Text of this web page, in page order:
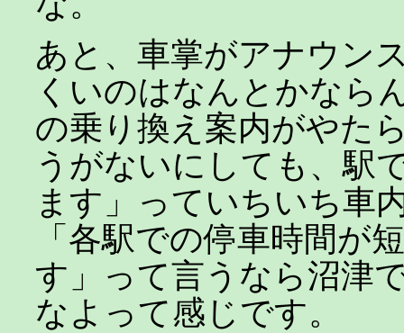
あと、車掌がアナウン
くいのはなんとかなら
の乗り換え案内がやた
うがないにしても、駅
ます」っていちいち車
「各駅での停車時間が
す」って言うなら沼津
なよって感じです。